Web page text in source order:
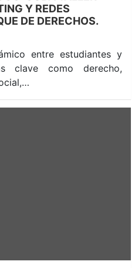
Y REDES
DE DERECHOS.
entre estudiantes y
clave como derecho,